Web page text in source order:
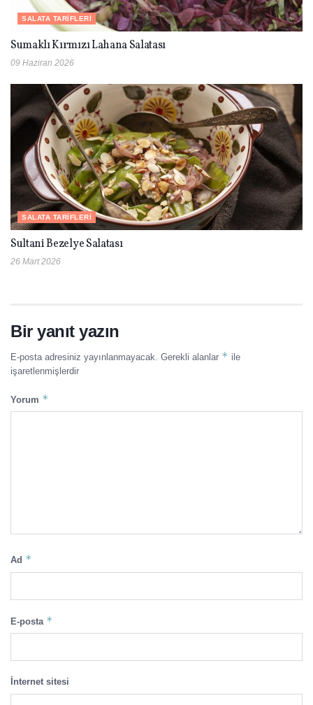
SALATA TARIFLERI
Sumaklı Kırmızı Lahana Salatası
09 Haziran 2026
SALATA TARIFLERI
Sultani Bezelye Salatası
26 Mart 2026
Bir yanıt yazın
E-posta adresiniz yayınlanmayacak. Gerekli alanlar * ile
işaretlenmişlerdir
Yorum *
Ad *
E-posta *
İnternet sitesi